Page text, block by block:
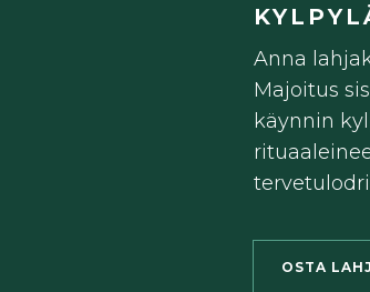
Anna
Majoitus
käynnin
OSTA